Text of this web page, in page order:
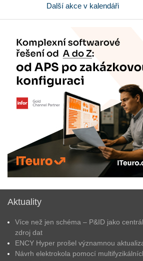
Další akce v kalendáři
Aktuality
Více než jen schéma – P&ID jako
zdroj dat
ENCY Hyper prošel významnou
Návrh elektrokola pomocí